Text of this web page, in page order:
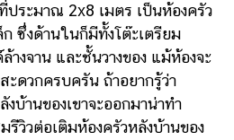
ระมาณ 2x8 เมตร เป็นห้องครัว
ซึ่งด้านในก็มีทั้งโต๊ะเตรียม
างจาน และชั้นวางของ แม้ห้องจะ
ะดวกครบครัน ถ้าอยากรู้ว่า
บ้านของเขาจะออกมาน่าทำ
วิวต่อเติมห้องครัวหลังบ้านของ